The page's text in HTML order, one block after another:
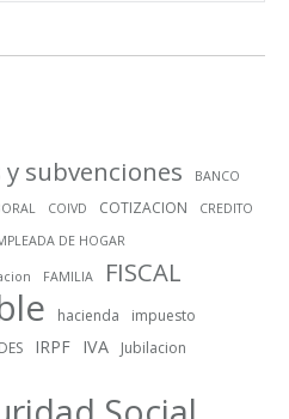
subvenciones BANCO
COIVD COTIZACION CREDITO
DE HOGAR
FAMILIA FISCAL
hacienda
impuesto
IRPF IVA Jubilacion